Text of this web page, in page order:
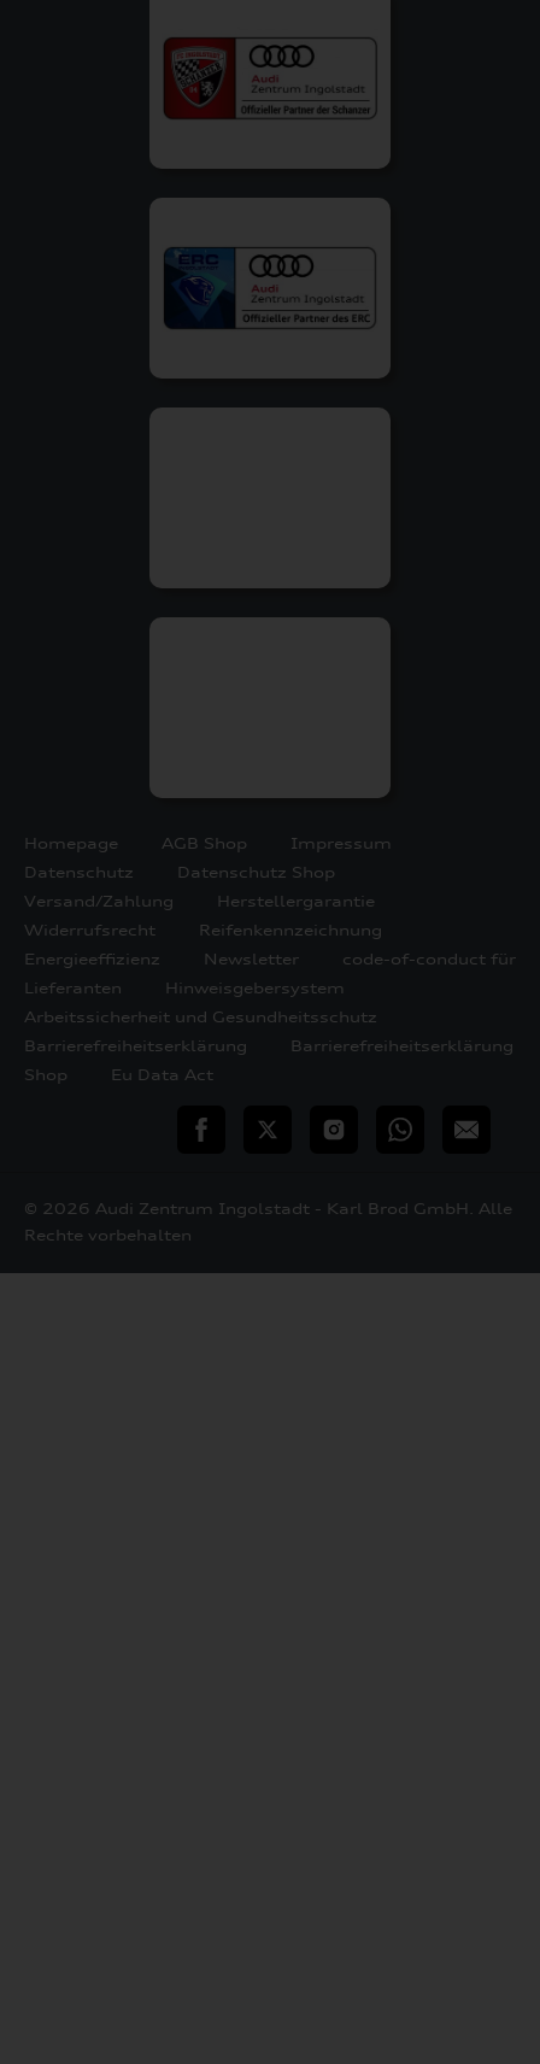
Homepage AGB Shop
Impressum
Datenschutz
Datenschutz Shop
Versand/Zahlung
Herstellergarantie
Widerrufsrecht
Reifenkennzeichnung
Energieeffizienz
Newsletter
code-of-conduct für
Lieferanten
Hinweisgebersystem
Arbeitssicherheit und Gesundheitsschutz
Barrierefreiheitserklärung
Barrierefreiheitserklärung
Shop
Eu Data Act
teilen Twitter InstagramWhatsApp
E-
© 2026 Audi Zentrum Ingolstadt - Karl Brod GmbH. Alle
Rechte vorbehalten